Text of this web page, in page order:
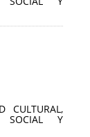
CULTURAL,
SOCIAL Y